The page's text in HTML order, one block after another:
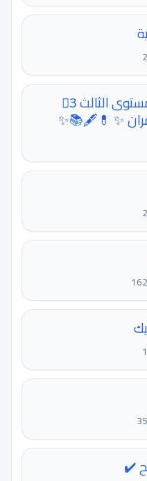
اللجنة العلمية المستوى الثالث 3⃣
✨ 💊🖋📚✨
✔️